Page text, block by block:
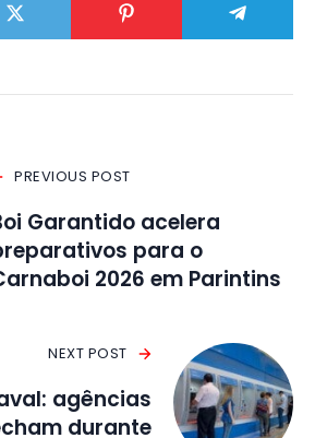
PREVIOUS POST
Garantido acelera
para o
2026 em Parintins
NEXT POST
agências
durante